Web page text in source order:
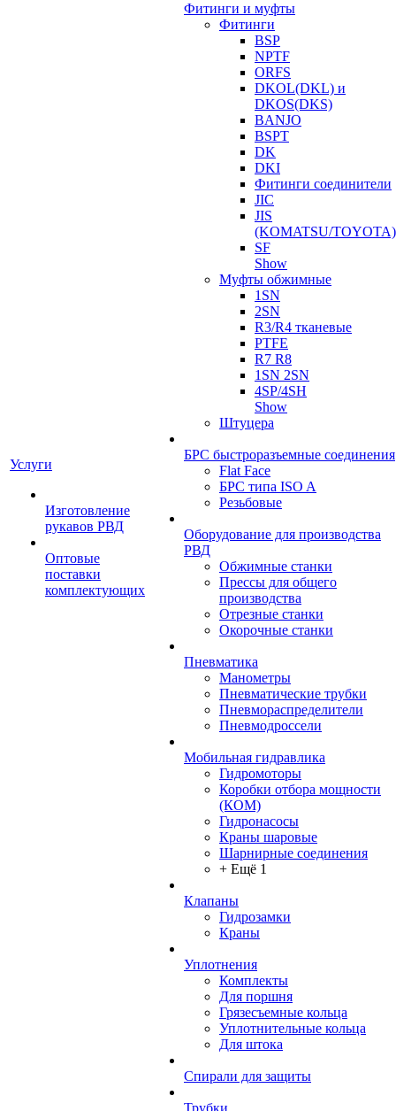
Услуги
Изготовление
рукавов РВД
Оптовые
поставки
комплектующих
Фитинги и муфты
Фитинги
BSP
NPTF
ORFS
DKOL(DKL) и
DKOS(DKS)
BANJO
BSPT
DK
DKI
Фитинги соединители
JIC
JIS
(KOMATSU/TOYOTA)
SF
Show
Муфты обжимные
1SN
2SN
R3/R4 тканевые
PTFE
R7 R8
1SN 2SN
4SP/4SH
Show
Штуцера
БРС быстроразъемные соединения
Flat Face
БРС типа ISO A
Резьбовые
Оборудование для производства
РВД
Обжимные станки
Прессы для общего
производства
Отрезные станки
Окорочные станки
Пневматика
Манометры
Пневматические трубки
Пневмораспределители
Пневмодроссели
Мобильная гидравлика
Гидромоторы
Коробки отбора мощности
(КОМ)
Гидронасосы
Краны шаровые
Шарнирные соединения
+ Ещё 1
Клапаны
Гидрозамки
Краны
Уплотнения
Комплекты
Для поршня
Грязесъемные кольца
Уплотнительные кольца
Для штока
Спирали для защиты
Трубки